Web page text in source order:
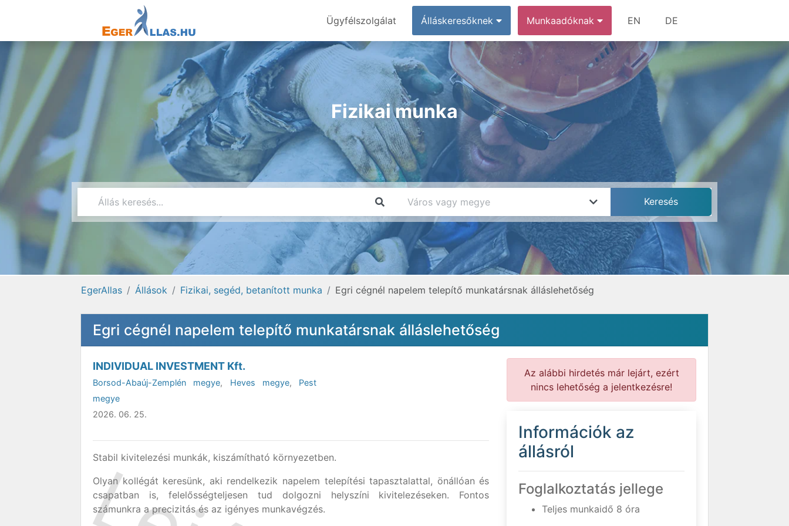
Ügyfélszolgálat Álláskeresőknek Munkaadóknak EN DE
Fizikai munka
EgerAllas Állások Fizikai, segéd, betanított munka Egri cégnél napelem telepítő munkatársnak álláslehetőség
Egri cégnél napelem telepítő munkatársnak álláslehetőség
INDIVIDUAL INVESTMENT Kft.
Borsod-Abaúj-Zemplén megye, Heves megye, Pest
megye
2026. 06. 25.
Stabil kivitelezési munkák, kiszámítható környezetben.
Olyan kollégát keresünk, aki rendelkezik napelem telepítési tapasztalattal, önállóan és
csapatban is, felelősségteljesen tud dolgozni helyszíni kivitelezéseken. Fontos
számunkra a precizitás és az igényes munkavégzés.
Az alábbi hirdetés már lejárt, ezért
nincs lehetőség a jelentkezésre!
Információk az
állásról
Foglalkoztatás jellege
Teljes munkaidő 8 óra